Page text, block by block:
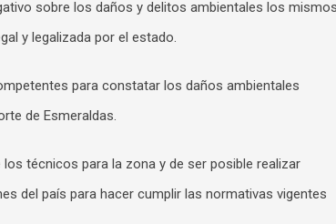
sobre los daños y delitos ambientales los
y legalizada por el estado.
para constatar los daños ambientales
de Esmeraldas.
técnicos para la zona y de ser posible realizar
del país para hacer cumplir las normativas vigentes